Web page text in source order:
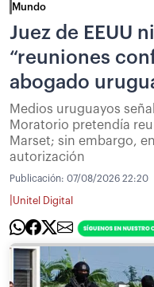
Mundo
Juez de EEUU
“reuniones
abogado
Medios uruguayos
Moratorio pretendía
Marset; sin embargo,
autorización
Publicación: 07/08/2026 22:20
Unitel Digital